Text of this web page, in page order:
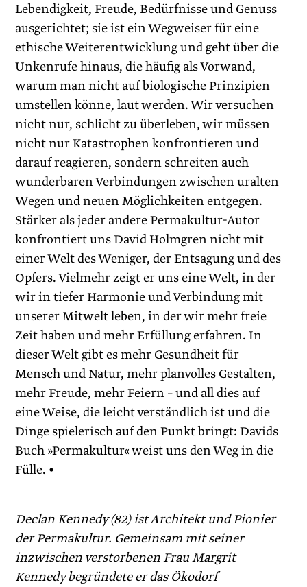
Lebendigkeit, Freude, Bedürfnisse und Genuss
ausgerichtet; sie ist ein Wegweiser für eine
ethische Weiterentwicklung und geht über die
Unkenrufe hinaus, die häufig als Vorwand,
warum man nicht auf biologische Prinzipien
umstellen könne, laut werden. Wir versuchen
nicht nur, schlicht zu überleben, wir müssen
nicht nur Katastrophen konfrontieren und
darauf reagieren, sondern schreiten auch
wunderbaren Verbindungen zwischen uralten
Wegen und neuen Möglichkeiten entgegen.
Stärker als jeder andere Permakultur-Autor
konfrontiert uns David Holmgren nicht mit
einer Welt des Weniger, der Entsagung und des
Opfers. Vielmehr zeigt er uns eine Welt, in der
wir in tiefer Harmonie und Verbindung mit
unserer Mitwelt leben, in der wir mehr freie
Zeit haben und mehr Erfüllung erfahren. In
dieser Welt gibt es mehr Gesundheit für
Mensch und Natur, mehr planvolles Gestalten,
mehr Freude, mehr Feiern – und all dies auf
eine Weise, die leicht verständlich ist und die
Dinge spielerisch auf den Punkt bringt: Davids
Buch »Permakultur« weist uns den Weg in die
Fülle. •
Declan Kennedy (82) ist Architekt und Pionier
der Permakultur. Gemeinsam mit seiner
inzwischen verstorbenen Frau Margrit
Kennedy begründete er das Ökodorf